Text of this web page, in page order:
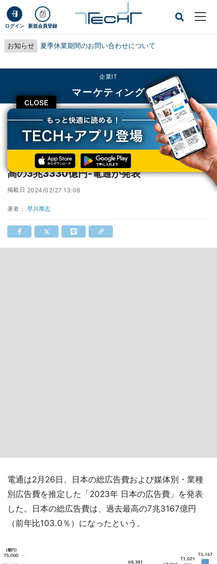
ログイン 新規会員登録
お知らせ 夏季休業期間のお問い合わせについて
CLOSE
企業IT
マーケティング
TECH+ 企業IT
マーケティング
2023年の国内インターネット広告費、過去最高の3兆3330億円‐電通が発表
2023年の国内インターネット広告費、過去最
高の3兆3330億円‐電通が発表
掲載日 2024/02/27 13:08
著者： 早川厚志
電通は2月26日、日本の総広告費および媒体別・業種
別広告費を推定した「2023年 日本の広告費」を発表
した。日本の総広告費は、過去最高の7兆3167億円
（前年比103.0％）になったという。